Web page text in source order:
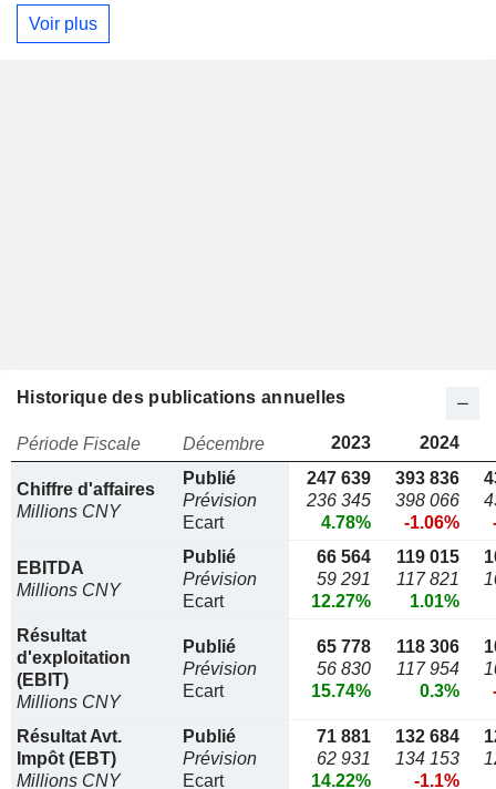
Voir plus
Historique des publications annuelles
Période Fiscale Décembre 2023 2024
Chiffre d'affaires
Millions CNY
Publié
Prévision
Ecart
247 639
236 345
4.78%
393 836
398 066
-1.06%
EBITDA
Millions CNY
Publié
Prévision
Ecart
66 564
59 291
12.27%
119 015
117 821
1.01%
Résultat
d'exploitation
(EBIT)
Millions CNY
Publié
Prévision
Ecart
65 778
56 830
15.74%
118 306
117 954
0.3%
Résultat Avt.
Impôt (EBT)
Millions CNY
Publié
Prévision
Ecart
71 881
62 931
14.22%
132 684
134 153
-1.1%